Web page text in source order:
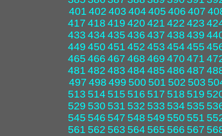
401 402 403 404 405 406 407
417 418 419 420 421 422 423
433 434 435 436 437 438 439
449 450 451 452 453 454 455
465 466 467 468 469 470 471
481 482 483 484 485 486 487
497 498 499 500 501 502 503
513 514 515 516 517 518 519
529 530 531 532 533 534 535
545 546 547 548 549 550 551
561 562 563 564 565 566 567